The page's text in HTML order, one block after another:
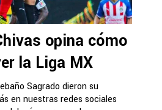
opina cómo
la Liga MX
Sagrado dieron su
en nuestras redes sociales